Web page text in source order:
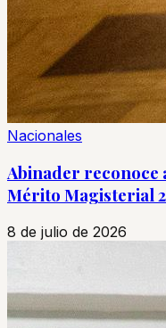
Nacionales
Abinader reconoce
Mérito Magisterial
8 de julio de 2026